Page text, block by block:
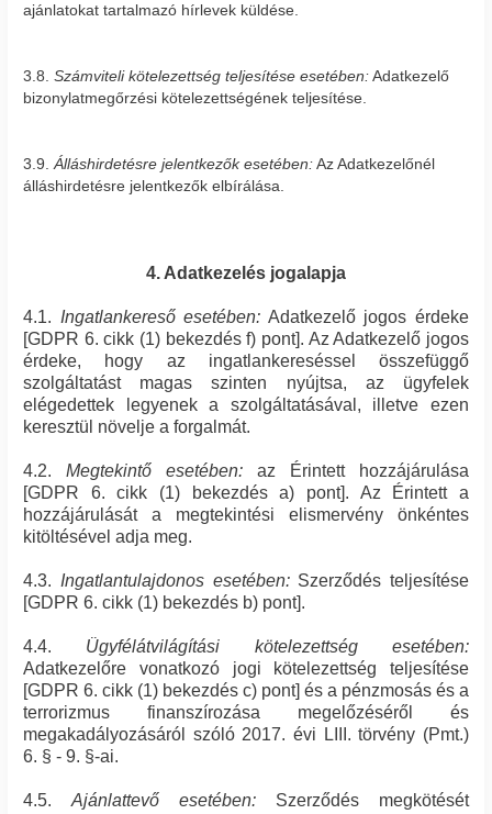
ajánlatokat tartalmazó hírlevek küldése.
3.8. Számviteli kötelezettség teljesítése esetében:Adatkezelő
bizonylatmegőrzési kötelezettségének teljesítése.
3.9.Álláshirdetésre jelentkezők esetében:Az Adatkezelőnél
álláshirdetésre jelentkezők elbírálása.
4. Adatkezelés jogalapja
4.1. Ingatlankereső esetében: Adatkezelő jogos érdeke
[GDPR 6. cikk (1) bekezdés f) pont]. Az Adatkezelő jogos
érdeke, hogy az ingatlankereséssel összefüggő
szolgáltatást magas szinten nyújtsa, az ügyfelek
elégedettek legyenek a szolgáltatásával, illetve ezen
keresztül növelje a forgalmát.
4.2. Megtekintő esetében: az Érintett hozzájárulása
[GDPR 6. cikk (1) bekezdés a) pont]. Az Érintett a
hozzájárulását a megtekintési elismervény önkéntes
kitöltésével adja meg.
4.3. Ingatlantulajdonos esetében:Szerződés teljesítése
[GDPR 6. cikk (1) bekezdés b) pont].
4.4. Ügyfélátvilágítási kötelezettség esetében:
Adatkezelőre vonatkozó jogi kötelezettség teljesítése
[GDPR 6. cikk (1) bekezdés c) pont] és a pénzmosás és a
terrorizmus finanszírozása megelőzéséről és
megakadályozásáról szóló 2017. évi LIII. törvény (Pmt.)
6. § - 9. §-ai.
4.5. Ajánlattevő esetében: Szerződés megkötését